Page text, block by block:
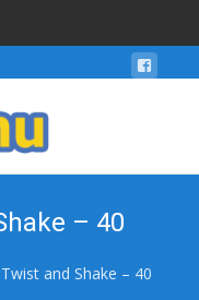
– 40
and Shake – 40